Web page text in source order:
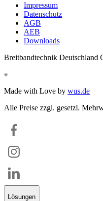
Impressum
Datenschutz
AGB
AEB
Downloads
Breitbandtechnik Deutschland
Made with Love by wus.de
Alle Preise zzgl. gesetzl.
Lösungen